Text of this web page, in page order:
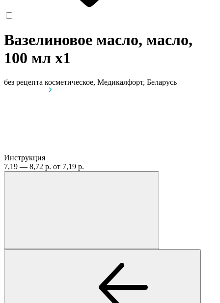
Вазелиновое масло, масло,
100 мл x1
без рецепта косметическое, Медикалфорт, Беларусь
Инструкция
7,19 — 8,72 р. от 7,19 р.